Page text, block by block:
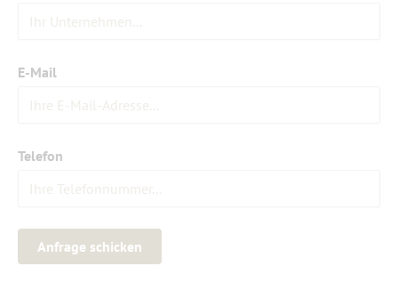
E-Mail
Telefon
Anfrage schicken